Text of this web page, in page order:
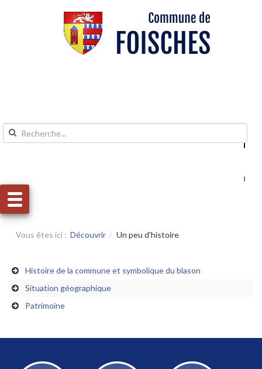
Aller au menu
Vous êtes ici : Découvrir Un peu d'histoire
Histoire de la commune et symbolique du blason
Situation géographique
Patrimoine